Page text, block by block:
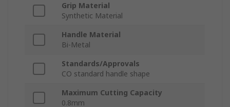
Grip Material
Synthetic Material
Handle Material
Bi-Metal
Standards/Approvals
CO standard handle shape
Maximum Cutting Capacity
0.8mm